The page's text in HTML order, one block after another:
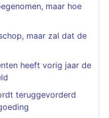
maar hoe
maar zal dat de
heeft vorig jaar de
teruggevorderd